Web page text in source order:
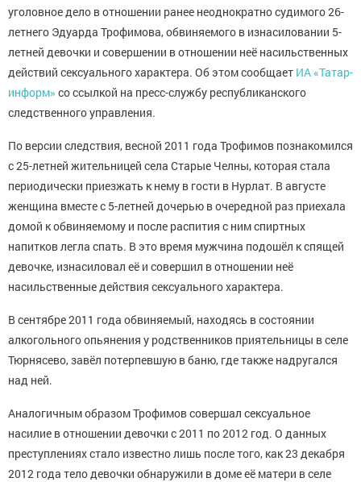
уголовное дело в отношении ранее неоднократно судимого 26-
летнего Эдуарда Трофимова, обвиняемого в изнасиловании 5-
летней девочки и совершении в отношении неё насильственных
действий сексуального характера. Об этом сообщает ИА «Татар-
информ» со ссылкой на пресс-службу республиканского
следственного управления.
По версии следствия, весной 2011 года Трофимов познакомился
с 25-летней жительницей села Старые Челны, которая стала
периодически приезжать к нему в гости в Нурлат. В августе
женщина вместе с 5-летней дочерью в очередной раз приехала
домой к обвиняемому и после распития с ним спиртных
напитков легла спать. В это время мужчина подошёл к спящей
девочке, изнасиловал её и совершил в отношении неё
насильственные действия сексуального характера.
В сентябре 2011 года обвиняемый, находясь в состоянии
алкогольного опьянения у родственников приятельницы в селе
Тюрнясево, завёл потерпевшую в баню, где также надругался
над ней.
Аналогичным образом Трофимов совершал сексуальное
насилие в отношении девочки с 2011 по 2012 год. О данных
преступлениях стало известно лишь после того, как 23 декабря
2012 года тело девочки обнаружили в доме её матери в селе